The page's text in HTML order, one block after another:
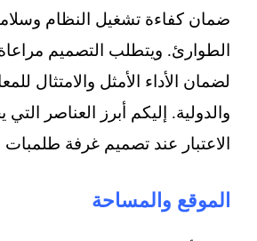
ضمان كفاءة تشغيل النظام
الطوارئ. ويتطلب التصميم
لضمان الأداء الأمثل والامتثال
والدولية. إليكم أبرز العناصر
الاعتبار عند تصميم غرفة طلمبات
الموقع والمساحة